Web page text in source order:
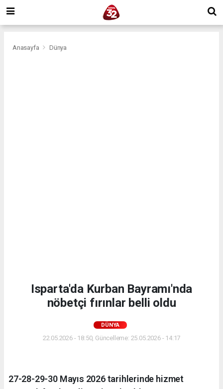
Anasayfa Dünya
Isparta'da Kurban Bayramı'nda
nöbetçi fırınlar belli oldu
DÜNYA
22.05.2026 - 18:50, Güncelleme: 25.05.2026 - 14:17
27-28-29-30 Mayıs 2026 tarihlerinde hizmet